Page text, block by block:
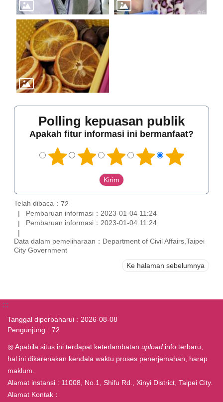
Polling kepuasan publik
Apakah fitur informasi ini bermanfaat?
Telah dibaca： 72
Pembaruan informasi：2023-01-04 11:24
Pembaruan informasi：2023-01-04 11:24
Data dalam pemeliharaan：Department of Civil Affairs,Taipei
City Government
Ke halaman sebelumnya
:::
Tanggal diperbaharui
2026-08-08
Pengunjung
72
◎ Apabila situs ini terdapat keterlambatan upload info terbaru,
hal ini dikarenakan kendala waktu proses penerjemahan, harap
maklum.
Alamat instansi : 11008, No.1, Shifu Rd., Xinyi District, Taipei City.
Alamat Kontak：